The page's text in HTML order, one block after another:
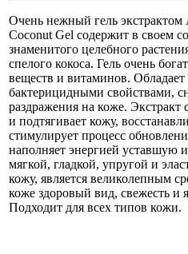
Очень нежный гель
Coconut Gel содержит в своем
знаменитого целебного
спелого кокоса. Гель очень
веществ и витаминов.
бактерицидными свойствами,
раздражения на коже. Экстракт
и подтягивает кожу,
стимулирует процесс
наполняет энергией уставшую
мягкой, гладкой, упругой и
кожу, является великолепным
коже здоровый вид, свежесть и
Подходит для всех типов кожи.